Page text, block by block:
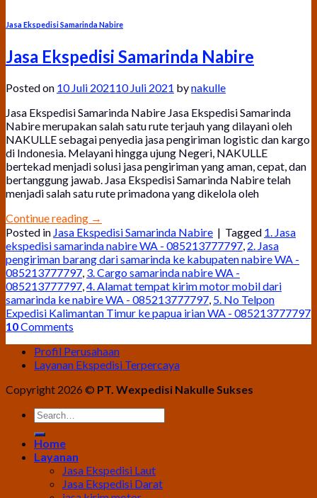
Jasa Ekspedisi Samarinda Nabire
Jasa Ekspedisi Samarinda Nabire
Posted on 10 Juli 202110 Juli 2021 bynakulle
Jasa Ekspedisi Samarinda Nabire Jasa Ekspedisi Samarinda
Nabire merupakan salah satu rute terjauh yang dilayani oleh
NAKULLE sebagai penyedia jasa pengiriman logistic dan kargo
di Indonesia. Melayani hingga ujung Negeri, NAKULLE
bertekad menjadi solusi jasa pengiriman yang aman, cepat, dan
bertanggung jawab. Jasa Ekspedisi Samarinda Nabire telah
menjadi salah satu rute primadona yang dikelola oleh
Continue reading →
Posted in Jasa Ekspedisi Samarinda Nabire | Tagged 1. Jasa
ekspedisi samarinda nabire WA - 085213777797, 2. Jasa
pengiriman barang dari samarinda ke kabupaten nabire WA -
085213777797, 3. Cargo samarinda nabire WA -
085213777797,4. Alamat tempat kirim motor mobil dari
samarinda ke nabire WA - 085213777797, 5. No Telpon
Expedisi Kalimantan Timur ke papua irian WA - 085213777797
10Comments
Profil Perusahaan
Layanan Ekspedisi Terpercaya
Copyright 2026 © PT. Wexpedisi Nakulle Sukses
Home
Layanan
Jasa Ekspedisi Laut
Jasa Ekspedisi Darat